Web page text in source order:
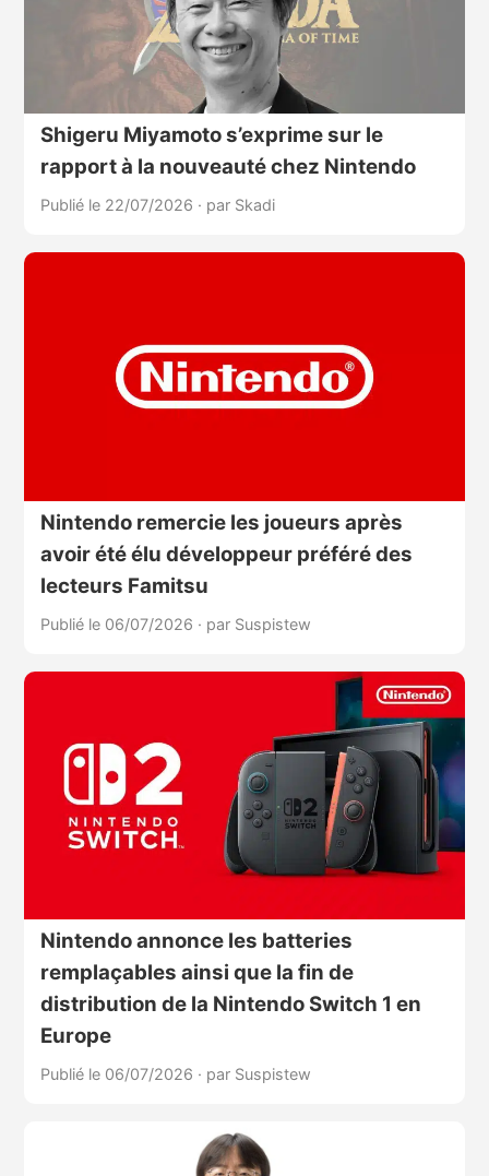
Shigeru Miyamoto s’exprime sur le
rapport à la nouveauté chez Nintendo
Publié le 22/07/2026 · par Skadi
Nintendo remercie les joueurs après
avoir été élu développeur préféré des
lecteurs Famitsu
Publié le 06/07/2026 · par Suspistew
Nintendo annonce les batteries
remplaçables ainsi que la fin de
distribution de la Nintendo Switch 1 en
Europe
Publié le 06/07/2026 · par Suspistew